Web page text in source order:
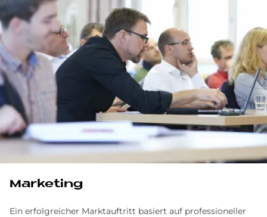
Marketing
Ein erfolgreicher Marktauftritt basiert auf professioneller